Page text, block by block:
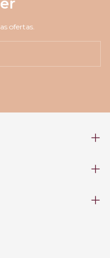
ofertas.